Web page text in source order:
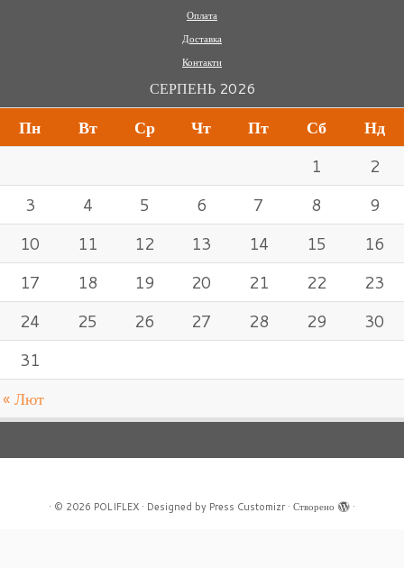
Оплата
Доставка
Контакти
СЕРПЕНЬ 2026
Пн Вт Ср Чт Пт Сб Нд
« Лют
1
2
3
4 5 6 7 8
9
10
11 12 13 14 15
16
17
18 19 20 21 22
23
24
25 26 27 28 29
30
31
· © 2026 POLIFLEX · Designed by Press Customizr· Створено ·